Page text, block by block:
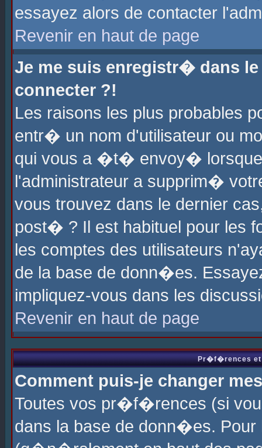
essayez alors de contacter
Revenir en haut de page
Je me suis enregistr� dans
connecter ?!
Les raisons les plus probables
entr� un nom d'utilisateur ou
qui vous a �t� envoy�
l'administrateur a supprim�
vous trouvez dans le dernier
post� ? Il est habituel pour les
les comptes des utilisateurs
de la base de donn�es.
impliquez-vous dans les
Revenir en haut de page
Pr�f�rences et
Comment puis-je changer
Toutes vos pr�f�rences (si
dans la base de donn�es.